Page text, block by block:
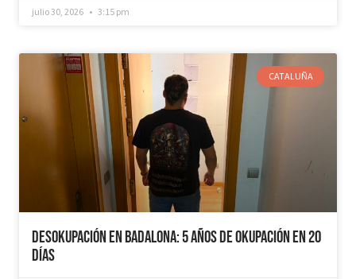
julio 30, 2026 3:15 pm
CATALUÑA
Desokupación en Badalona: 5 años de Okupación en 20
días